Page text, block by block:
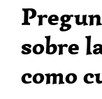
sobre
como